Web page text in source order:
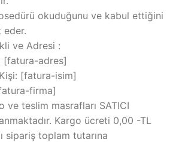
okuduğunu ve kabul ettiğini
eder.
ve Adresi :
[fatura-adres]
[fatura-isim]
firma]
ve teslim masrafları SATICI
Kargo ücreti 0,00 -TL
sipariş toplam tutarına